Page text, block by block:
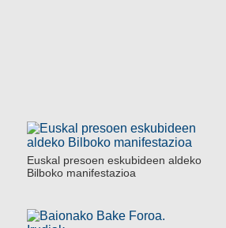
Euskal presoen eskubideen aldeko
Bilboko manifestazioa